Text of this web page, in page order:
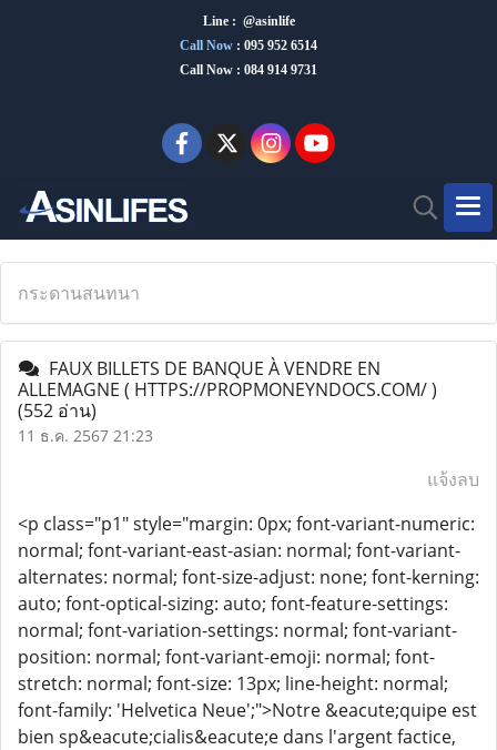
Line : @asinlife
Call Now : 095 952 6514
Call Now : 084 914 9731
กระดานสนทนา
FAUX BILLETS DE BANQUE À VENDRE EN
ALLEMAGNE ( HTTPS://PROPMONEYNDOCS.COM/ )
(552 อ่าน)
11 ธ.ค. 2567 21:23
แจ้งลบ
<p class="p1" style="margin: 0px; font-variant-numeric:
normal; font-variant-east-asian: normal; font-variant-
alternates: normal; font-size-adjust: none; font-kerning:
auto; font-optical-sizing: auto; font-feature-settings:
normal; font-variation-settings: normal; font-variant-
position: normal; font-variant-emoji: normal; font-
stretch: normal; font-size: 13px; line-height: normal;
font-family: 'Helvetica Neue';">Notre &eacute;quipe est
bien sp&eacute;cialis&eacute;e dans l'argent factice,